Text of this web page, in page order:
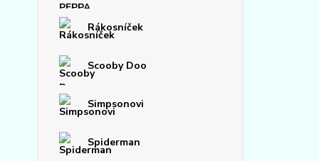
Rákosníček
Scooby Doo
Simpsonovi
Spiderman